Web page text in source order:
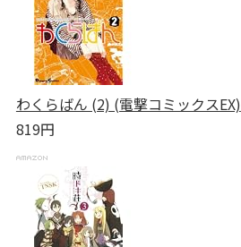
わくらばん (2) (電撃コミックスEX)
819円